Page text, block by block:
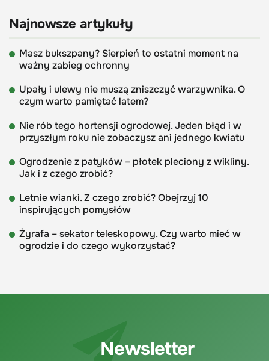
Najnowsze artykuły
Masz bukszpany? Sierpień to ostatni moment na
ważny zabieg ochronny
Upały i ulewy nie muszą zniszczyć warzywnika. O
czym warto pamiętać latem?
Nie rób tego hortensji ogrodowej. Jeden błąd i w
przyszłym roku nie zobaczysz ani jednego kwiatu
Ogrodzenie z patyków – płotek pleciony z wikliny.
Jak i z czego zrobić?
Letnie wianki. Z czego zrobić? Obejrzyj 10
inspirujących pomysłów
Żyrafa – sekator teleskopowy. Czy warto mieć w
ogrodzie i do czego wykorzystać?
Newsletter